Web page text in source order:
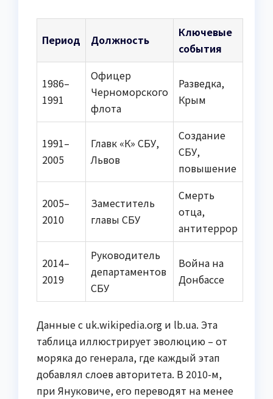
Период Должность
Ключевые
события
1986–
1991
Офицер
Черноморского
флота
Разведка,
Крым
1991–
2005
Главк «К» СБУ,
Львов
Создание
СБУ,
повышение
2005–
2010
Заместитель
главы СБУ
Смерть
отца,
антитеррор
2014–
2019
Руководитель
департаментов
СБУ
Война на
Донбассе
Данные с uk.wikipedia.org и lb.ua. Эта
таблица иллюстрирует эволюцию – от
моряка до генерала, где каждый этап
добавлял слоев авторитета. В 2010-м,
при Януковиче, его переводят на менее